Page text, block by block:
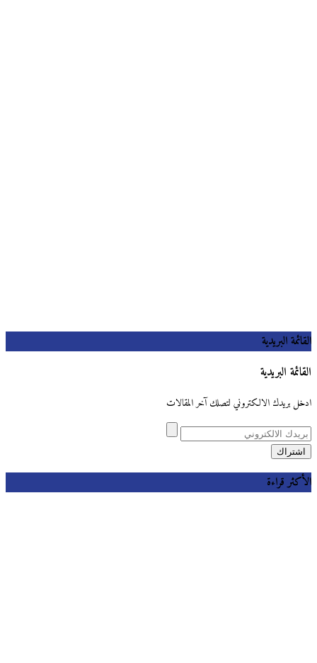
القائمة البريدية
القائمة البريدية
ادخل بريدك الالكتروني لتصلك آخر المقالات
الأكثر قراءة